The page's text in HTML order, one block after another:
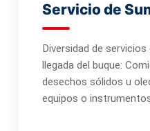
Servicio de
Diversidad de
llegada del buque:
desechos sólidos u
equipos o